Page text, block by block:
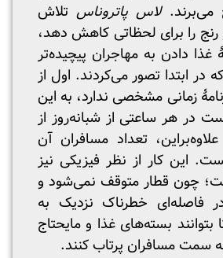
می‌برند.لاس پاتروناستلاش
رنج را برای لحظاتی کاهش دهد،
دادن به مهاجران پیچیده‌تر
در ابتدا تصور می‌کردند. اول از
زمانی مشخصی ندارد، به این
در هر ساعتی از شبانه‌روز از
تعداد مسافران آن
این کار از نظر فیزیکی نیز
چون قطار متوقف نمی‌شود و
در فاصله‌ای خطرناک نزدیک به
بتوانند بسته‌های غذا و مایحتاج
سمت مسافران پرتاب کنند.